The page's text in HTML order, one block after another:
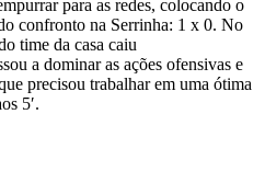
para as redes, colocando o
confronto na Serrinha: 1 x 0. No
time da casa caiu
a dominar as ações ofensivas e
precisou trabalhar em uma ótima
5′.